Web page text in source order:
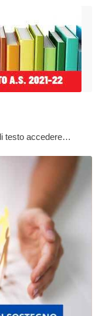
testo accedere…